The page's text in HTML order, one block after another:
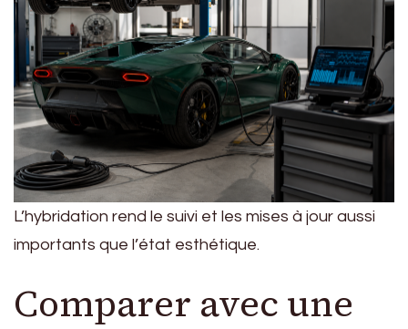
L’hybridation rend le suivi et les mises à jour aussi
importants que l’état esthétique.
Comparer avec une